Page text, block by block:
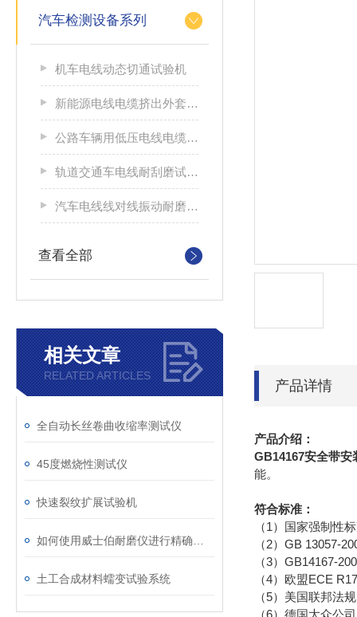
汽车检测设备系列
机车电线动态切通试验机
新能源电线电缆挤出外套刮磨试验仪
公路车辆用低压电线电缆耐刮磨试验机
轨道交通车电线耐刮磨试验机
汽车电线线对线振动耐磨试验机
查看全部
相关文章
RELATED ARTICLES
全自动长丝卷曲收缩率测试仪
45度燃烧性测试仪
快速裂纹扩展试验机
土工合成材料蠕变试验系统
产品详情
产品介绍：
GB14167安全带安
能。
符合标准：
（1）国家强制性
（2）GB 13057-
（3）GB14167-
（4）欧盟ECE
（5）美国联邦法
（6）德国大众公